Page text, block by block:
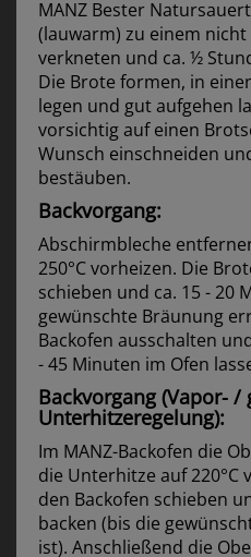
MANZ Bester
(lauwarm) zu einem nicht
verkneten und ca. ½
Die Brote formen, in
legen und gut aufgehen
vorsichtig auf einen
Wunsch einschneiden
bestäuben.
Backvorgang:
Abschirmbleche
250°C vorheizen. Die
schieben und ca. 15 - 20
gewünschte Bräunung
Backofen ausschalten
- 45 Minuten im Ofen
Backvorgang (Vapor-
Unterhitzeregelung):
Im MANZ-Backofen die
die Unterhitze auf 220°C
den Backofen schieben
backen (bis die
ist). Anschließend die